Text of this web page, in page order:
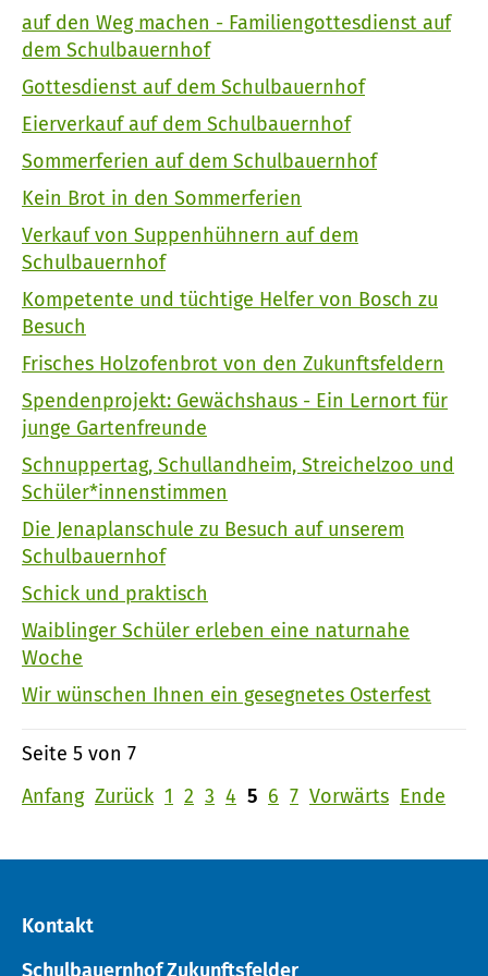
auf den Weg machen - Familiengottesdienst auf
dem Schulbauernhof
Gottesdienst auf dem Schulbauernhof
Eierverkauf auf dem Schulbauernhof
Sommerferien auf dem Schulbauernhof
Kein Brot in den Sommerferien
Verkauf von Suppenhühnern auf dem
Schulbauernhof
Kompetente und tüchtige Helfer von Bosch zu
Besuch
Frisches Holzofenbrot von den Zukunftsfeldern
Spendenprojekt: Gewächshaus - Ein Lernort für
junge Gartenfreunde
Schnuppertag, Schullandheim, Streichelzoo und
Schüler*innenstimmen
Die Jenaplanschule zu Besuch auf unserem
Schulbauernhof
Schick und praktisch
Waiblinger Schüler erleben eine naturnahe
Woche
Wir wünschen Ihnen ein gesegnetes Osterfest
Seite 5 von 7
Anfang Zurück 1 2 3 4 5 6 7 Vorwärts Ende
Kontakt
Schulbauernhof Zukunftsfelder